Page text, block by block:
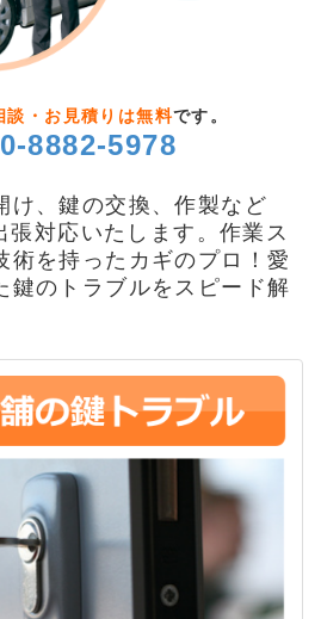
談・お見積りは無料です。
8882-5978
け、鍵の交換、作製など
対応いたします。作業ス
術を持ったカギのプロ！愛
鍵のトラブルをスピード解